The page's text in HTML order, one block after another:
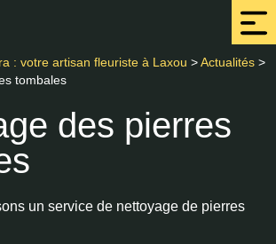
: votre artisan fleuriste à Laxou > Actualités >
tombales
des pierres
un service de nettoyage de pierres